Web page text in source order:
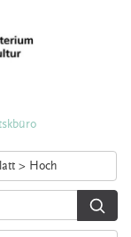
> Hoch